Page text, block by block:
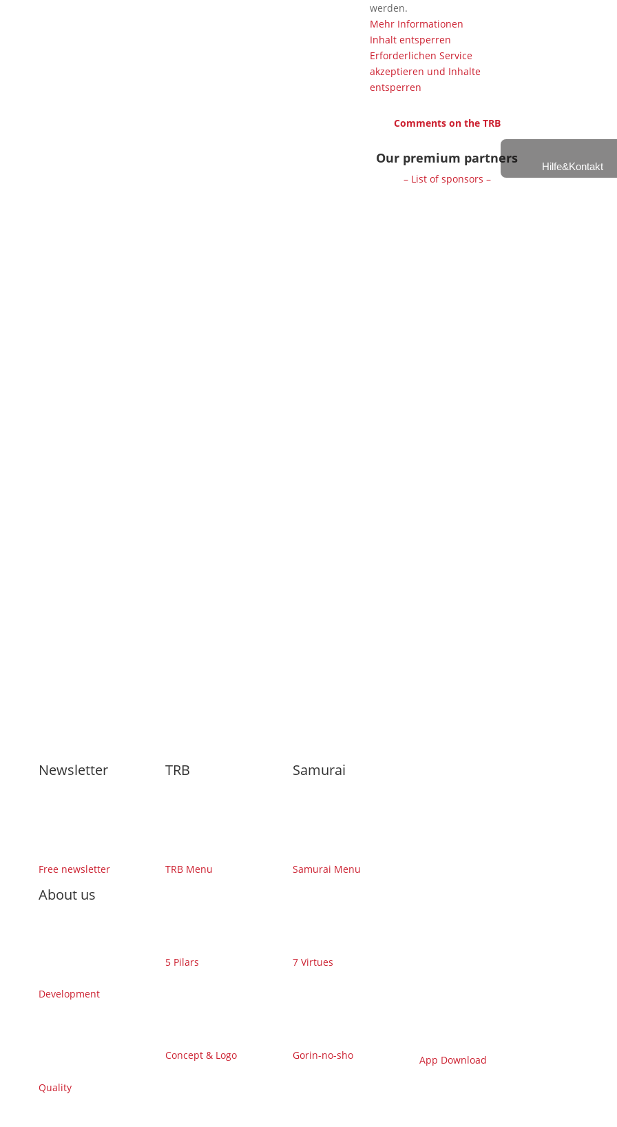
werden.
Mehr Informationen
Inhalt entsperren
Erforderlichen Service
akzeptieren und Inhalte
entsperren
Comments on the TRB
Our premium partners
– List of sponsors –
Newsletter
Free newsletter
About us
Development
Quality
TRB
TRB Menu
5 Pilars
Concept & Logo
Samurai
Samurai Menu
7 Virtues
Gorin-no-sho App Download
Hilfe&Kontakt